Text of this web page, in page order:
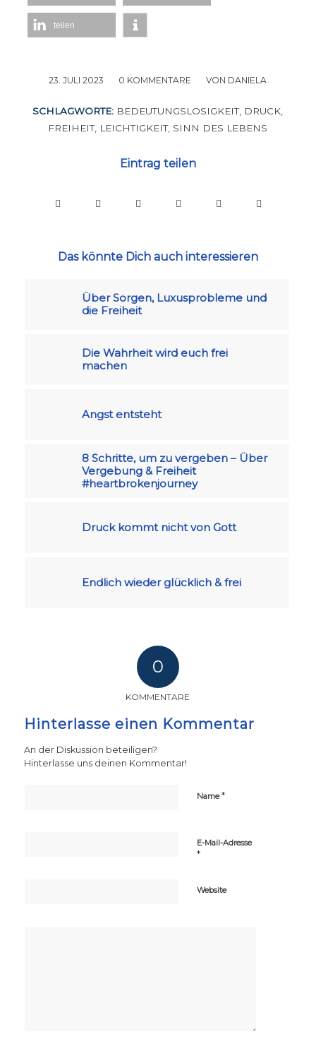
teilen
23. JULI 2023
/ 0 KOMMENTARE
/ VON DANIELA
SCHLAGWORTE: BEDEUTUNGSLOSIGKEIT, DRUCK,
FREIHEIT, LEICHTIGKEIT, SINN DES LEBENS
Eintrag teilen
Das könnte Dich auch interessieren
Über Sorgen, Luxusprobleme und
die Freiheit
Die Wahrheit wird euch frei
machen
Angst entsteht
8 Schritte, um zu vergeben – Über
Vergebung & Freiheit
#heartbrokenjourney
Druck kommt nicht von Gott
Endlich wieder glücklich & frei
0
KOMMENTARE
Hinterlasse einen Kommentar
An der Diskussion beteiligen?
Hinterlasse uns deinen Kommentar!
Name*
E-Mail-Adresse
*
Website